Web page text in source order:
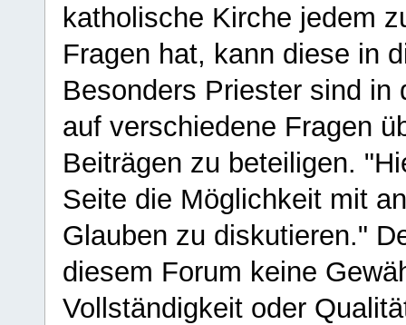
katholische Kirche jedem
Fragen hat, kann diese in
Besonders Priester sind in
auf verschiedene Fragen
Beiträgen zu beteiligen.
Seite die Möglichkeit mit
Glauben zu diskutieren."
diesem Forum keine
Vollständigkeit oder